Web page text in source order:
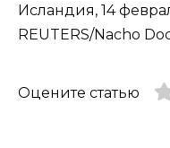
Исландия, 14
REUTERS/Nacho
Оцените статью